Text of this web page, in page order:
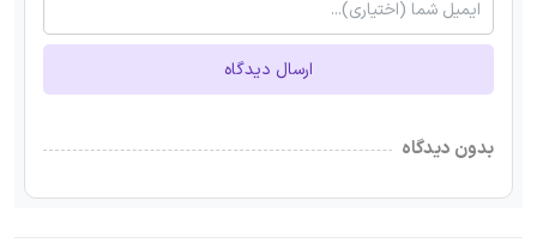
ارسال دیدگاه
بدون دیدگاه